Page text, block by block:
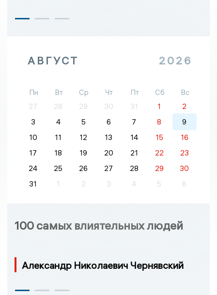
АВГУСТ 2026
Пн Вт Ср Чт Пт Сб
Вс
27
28 29 30 31 1
2
3
4 5 6 7 8
9
10
11 12 13 14 15
16
17
18 19 20 21 22
23
24
25 26 27 28 29
30
31
1 2 3 4 5 6
100 самых влиятельных людей
Александр Николаевич Чернявский